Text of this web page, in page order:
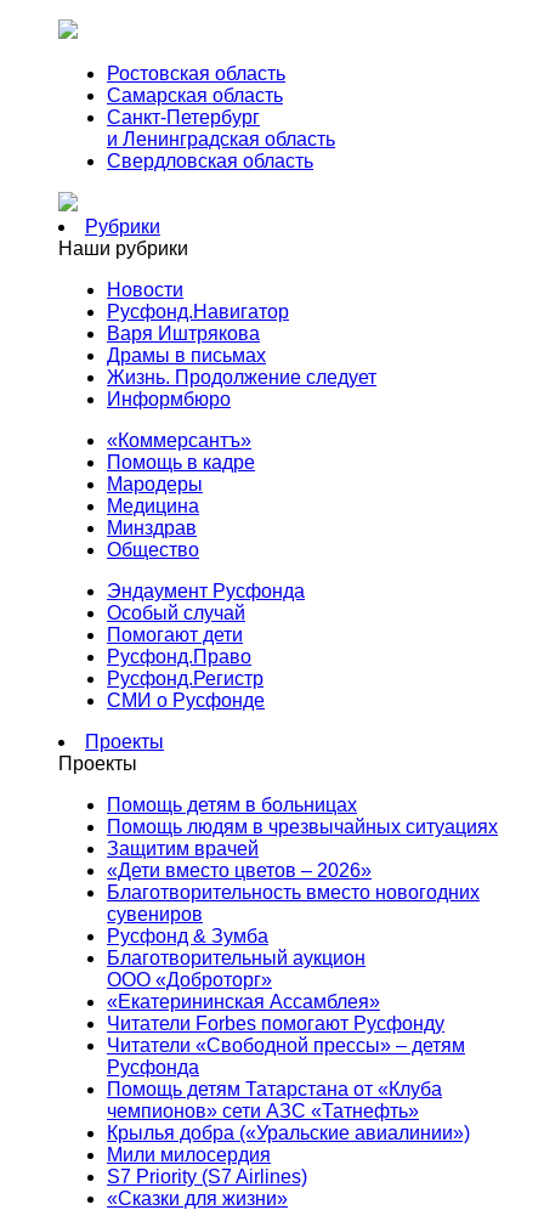
Ростовская область
Самарская область
Санкт-Петербург
и Ленинградская область
Свердловская область
Рубрики
Наши рубрики
Новости
Русфонд.Навигатор
Варя Иштрякова
Драмы в письмах
Жизнь. Продолжение следует
Информбюро
«Коммерсантъ»
Помощь в кадре
Мародеры
Медицина
Минздрав
Общество
Эндаумент Русфонда
Особый случай
Помогают дети
Русфонд.Право
Русфонд.Регистр
СМИ о Русфонде
Проекты
Проекты
Помощь детям в больницах
Помощь людям в чрезвычайных ситуациях
Защитим врачей
«Дети вместо цветов – 2026»
Благотворительность вместо новогодних
сувениров
Русфонд & Зумба
Благотворительный аукцион
ООО «Доброторг»
«Екатерининская Ассамблея»
Читатели Forbes помогают Русфонду
Читатели «Свободной прессы» – детям
Русфонда
Помощь детям Татарстана от «Клуба
чемпионов» сети АЗС «Татнефть»
Крылья добра («Уральские авиалинии»)
Мили милосердия
S7 Priority (S7 Airlines)
«Сказки для жизни»